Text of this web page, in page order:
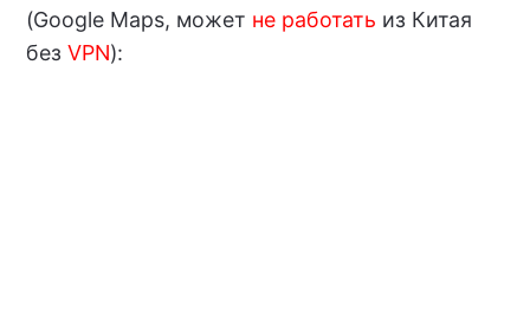
(Google Maps, может не работать из Китая
без VPN):